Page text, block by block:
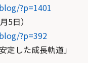
?p=1401
5日）
?p=392
した成長軌道」